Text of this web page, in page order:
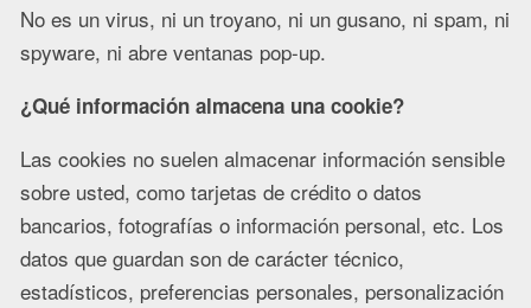
No es un virus, ni un troyano, ni un gusano, ni spam, ni
spyware, ni abre ventanas pop-up.
¿Qué información almacena una cookie?
Las cookies no suelen almacenar información sensible
sobre usted, como tarjetas de crédito o datos
bancarios, fotografías o información personal, etc. Los
datos que guardan son de carácter técnico,
estadísticos, preferencias personales, personalización